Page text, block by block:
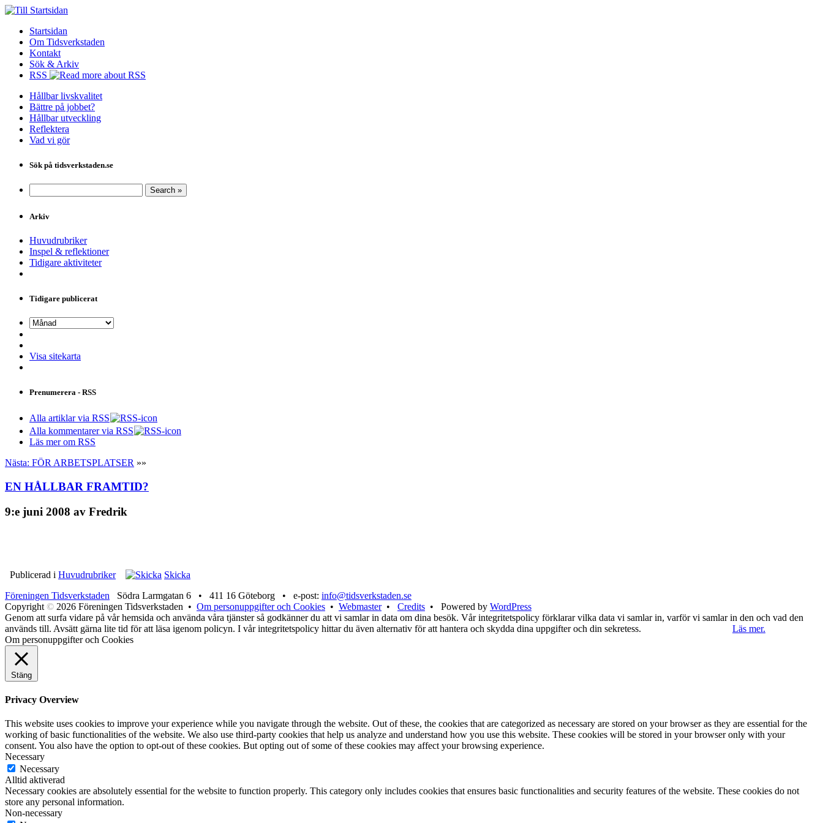
Startsidan
Om Tidsverkstaden
Kontakt
Sök & Arkiv
RSS
Hållbar livskvalitet
Bättre på jobbet?
Hållbar utveckling
Reflektera
Vad vi gör
Sök på tidsverkstaden.se
Arkiv
Huvudrubriker
Inspel & reflektioner
Tidigare aktiviteter
Tidigare publicerat
Visa sitekarta
Prenumerera - RSS
Alla artiklar via RSS
Alla kommentarer via RSS
Läs mer om RSS
Nästa: FÖR ARBETSPLATSER »»
EN HÅLLBAR FRAMTID?
9:e juni 2008 av Fredrik
Publicerad i Huvudrubriker
Skicka
Föreningen Tidsverkstaden Södra Larmgatan 6 • 411 16 Göteborg • e-post: info@tidsverkstaden.se
Copyright © 2026 Föreningen Tidsverkstaden • Om personuppgifter och Cookies • Webmaster• Credits • Powered by WordPress
Genom att surfa vidare på vår hemsida och använda våra tjänster så godkänner du att vi samlar in data om dina besök. Vår integritetspolicy förklarar vilka data vi samlar in, varför vi samlar in den och vad den
används till. Avsätt gärna lite tid för att läsa igenom policyn. I vår integritetspolicy hittar du även alternativ för att hantera och skydda dina uppgifter och din sekretess.
Läs mer.
Om personuppgifter och Cookies
Stäng
Privacy Overview
This website uses cookies to improve your experience while you navigate through the website. Out of these, the cookies that are categorized as necessary are stored on your browser as they are essential for the
working of basic functionalities of the website. We also use third-party cookies that help us analyze and understand how you use this website. These cookies will be stored in your browser only with your
consent. You also have the option to opt-out of these cookies. But opting out of some of these cookies may affect your browsing experience.
Necessary
Necessary
Alltid aktiverad
Necessary cookies are absolutely essential for the website to function properly. This category only includes cookies that ensures basic functionalities and security features of the website. These cookies do not
store any personal information.
Non-necessary